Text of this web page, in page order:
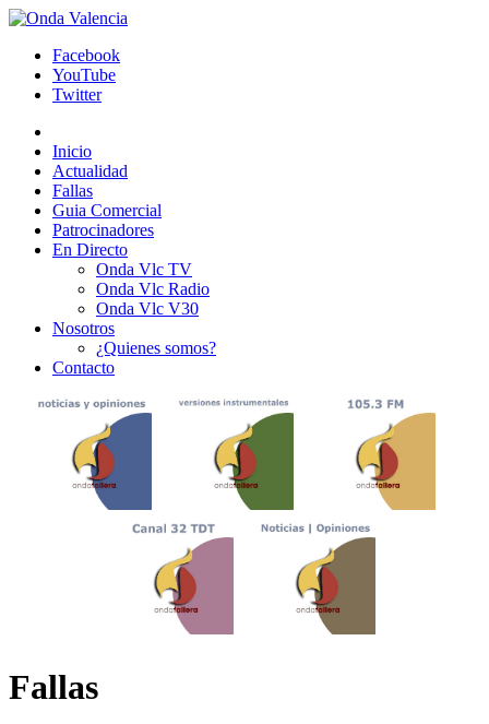
Facebook
YouTube
Twitter
Inicio
Actualidad
Fallas
Guia Comercial
Patrocinadores
En Directo
Onda Vlc TV
Onda Vlc Radio
Onda Vlc V30
Nosotros
¿Quienes somos?
Contacto
Fallas